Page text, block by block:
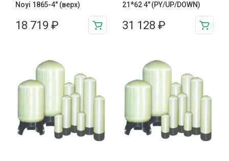
Noyi 1865-4″ (верх)
18 719 ₽
21*62 4″ (PY/UP/DOWN)
31 128 ₽